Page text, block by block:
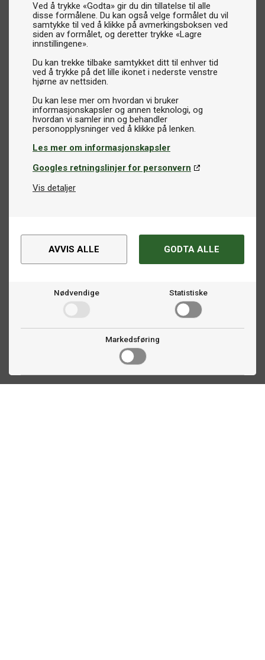
Ved å trykke «Godta» gir du din tillatelse til alle
disse formålene. Du kan også velge formålet du vil
samtykke til ved å klikke på avmerkingsboksen ved
siden av formålet, og deretter trykke «Lagre
innstillingene».
Du kan trekke tilbake samtykket ditt til enhver tid
ved å trykke på det lille ikonet i nederste venstre
hjørne av nettsiden.
Du kan lese mer om hvordan vi bruker
informasjonskapsler og annen teknologi, og
hvordan vi samler inn og behandler
Les mer om informasjonskapsler
Googles retningslinjer for personvern
Vis detaljer
AVVIS ALLE GODTA ALLE
Nødvendige Statistiske
Markedsføring